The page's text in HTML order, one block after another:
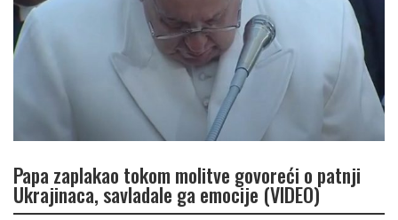
Papa zaplakao tokom molitve govoreći o patnji
Ukrajinaca, savladale ga emocije (VIDEO)